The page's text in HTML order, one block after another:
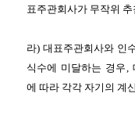
표주관회사가 무작위
라)대표주관회사와 인
식수에 미달하는 경우
에 따라 각각 자기의 계